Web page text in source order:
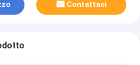
Contattaci